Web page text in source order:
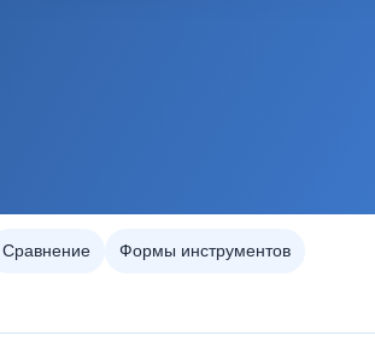
Сравнение Формы инструментов